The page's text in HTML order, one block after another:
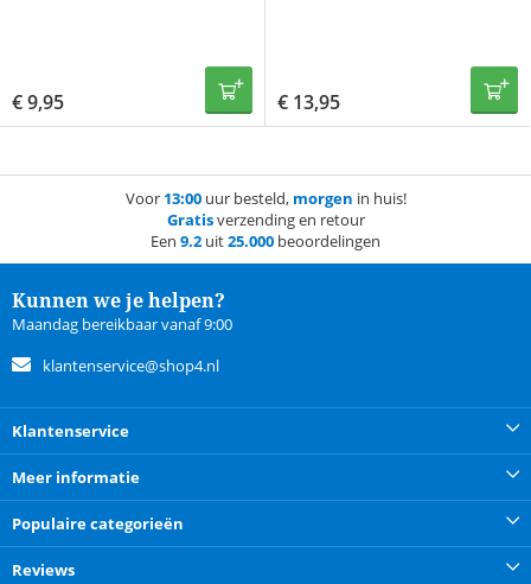
€9,95 € 13,95
Voor 13:00uur besteld, morgen in huis!
Gratisverzending en retour
Een 9.2 uit25.000 beoordelingen
Kunnen we je helpen?
Maandag bereikbaar vanaf 9:00
klantenservice@shop4.nl
Klantenservice
Meer informatie
Populaire categorieën
Reviews